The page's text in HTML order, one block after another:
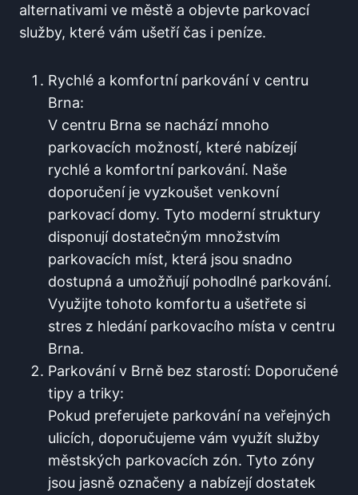
alternativami ve ⁤městě a objevte parkovací
služby, které ​vám ušetří čas i peníze.
Rychlé a komfortní parkování v centru
Brna:
V centru Brna⁣ se nachází mnoho
parkovacích možností, které nabízejí
rychlé a komfortní parkování. Naše
doporučení je vyzkoušet venkovní
parkovací domy. ‌Tyto moderní struktury
disponují dostatečným‍ množstvím
parkovacích míst, která jsou snadno
dostupná ‌a umožňují pohodlné⁤ parkování.
Využijte tohoto ‍komfortu a ušetřete si
stres z hledání parkovacího místa⁣ v ⁣centru
Brna.
Parkování ‌v ⁤Brně bez​ starostí: Doporučené
tipy a triky:
Pokud preferujete ⁢parkování na veřejných
ulicích, doporučujeme vám využít služby
městských parkovacích zón.⁤ Tyto zóny
jsou jasně označeny a nabízejí dostatek